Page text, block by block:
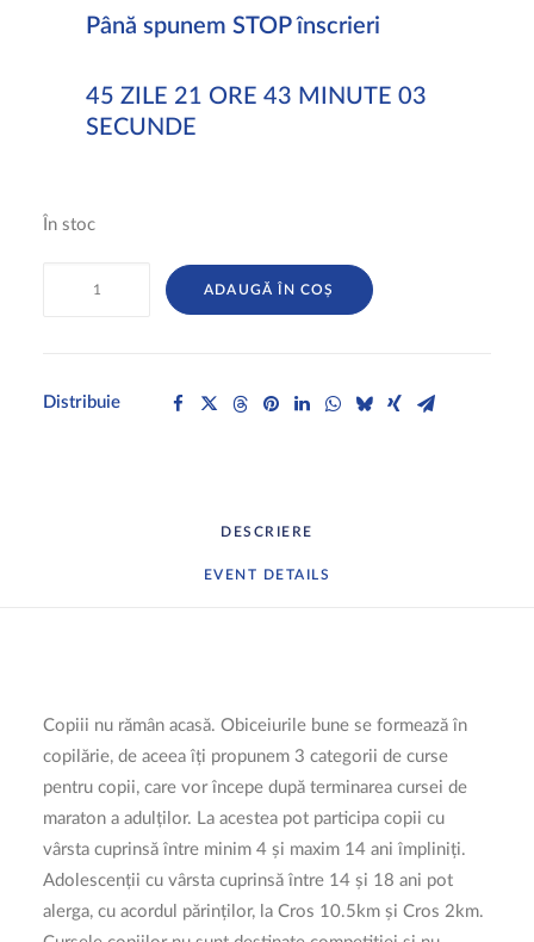
Până spunem STOP înscrieri
45 ZILE 21 ORE 43 MINUTE 02
SECUNDE
În stoc
ADAUGĂ ÎN COȘ
Distribuie
DESCRIERE
EVENT DETAILS
Copiii nu rămân acasă. Obiceiurile bune se formează în
copilărie, de aceea îți propunem 3 categorii de curse
pentru copii, care vor începe după terminarea cursei de
maraton a adulților. La acestea pot participa copii cu
vârsta cuprinsă între minim 4 și maxim 14 ani împliniți.
Adolescenții cu vârsta cuprinsă între 14 și 18 ani pot
alerga, cu acordul părinților, la Cros 10.5km și Cros 2km.